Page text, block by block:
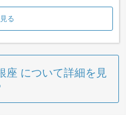
る
座 について詳細を見